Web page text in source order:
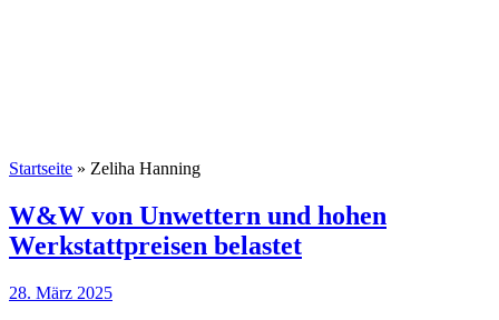
Startseite » Zeliha Hanning
W&W von Unwettern und hohen
Werkstattpreisen belastet
28. März 2025